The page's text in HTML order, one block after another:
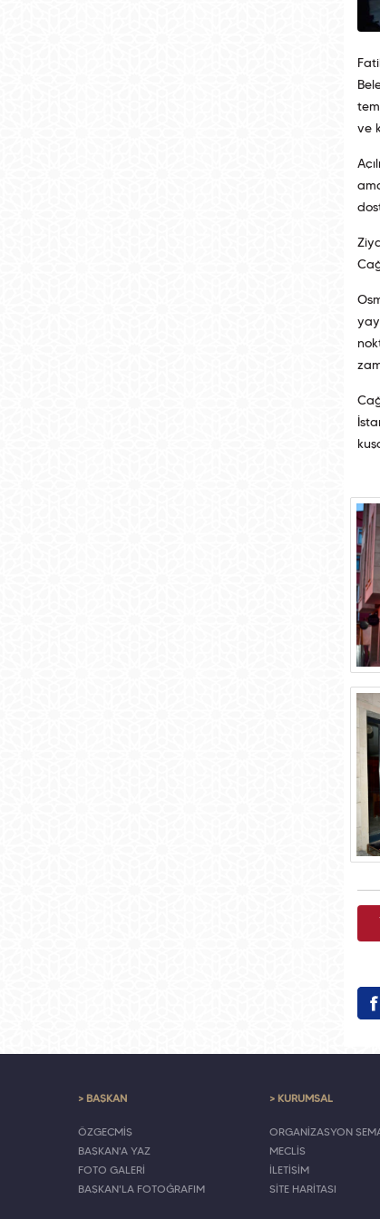
ve
> BAŞKAN
ÖZGEÇMİŞ
BAŞKAN'A YAZ
FOTO GALERİ
BAŞKAN'LA FOTOĞRAFIM
> KURUMSAL
ORGANİZASYON
MECLİS
İLETİŞİM
SİTE HARİTASI